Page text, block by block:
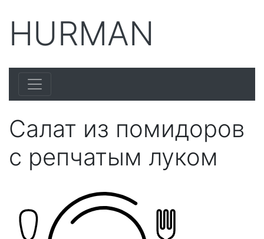
HURMAN
Салат из помидоров
с репчатым луком